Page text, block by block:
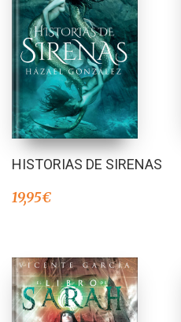
HISTORIAS DE SIRENAS
19,95€